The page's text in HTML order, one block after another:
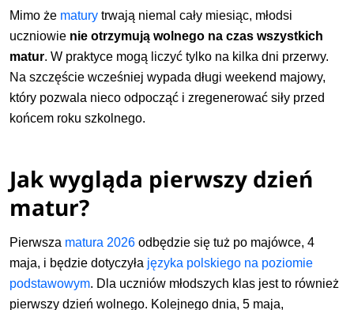
Mimo że matury trwają niemal cały miesiąc, młodsi
uczniowie nie otrzymują wolnego na czas wszystkich
matur. W praktyce mogą liczyć tylko na kilka dni przerwy.
Na szczęście wcześniej wypada długi weekend majowy,
który pozwala nieco odpocząć i zregenerować siły przed
końcem roku szkolnego.
Jak wygląda pierwszy dzień
matur?
Pierwsza matura 2026 odbędzie się tuż po majówce, 4
maja, i będzie dotyczyła języka polskiego na poziomie
podstawowym. Dla uczniów młodszych klas jest to również
pierwszy dzień wolnego. Kolejnego dnia, 5 maja,